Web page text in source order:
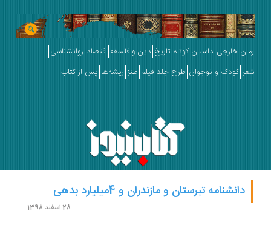
خارجی داستان کوتاه تاریخ دین و فلسفه اقتصاد روانشناسی
کودک و نوجوان طرح جلد فیلم طنز ریشه‌ها پس از کتاب
دانشنامه تبرستان و مازندران و 4میلیارد بدهی